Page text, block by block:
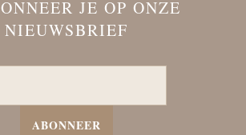
JE OP ONZE
NIEUWSBRIEF
ABONNEER